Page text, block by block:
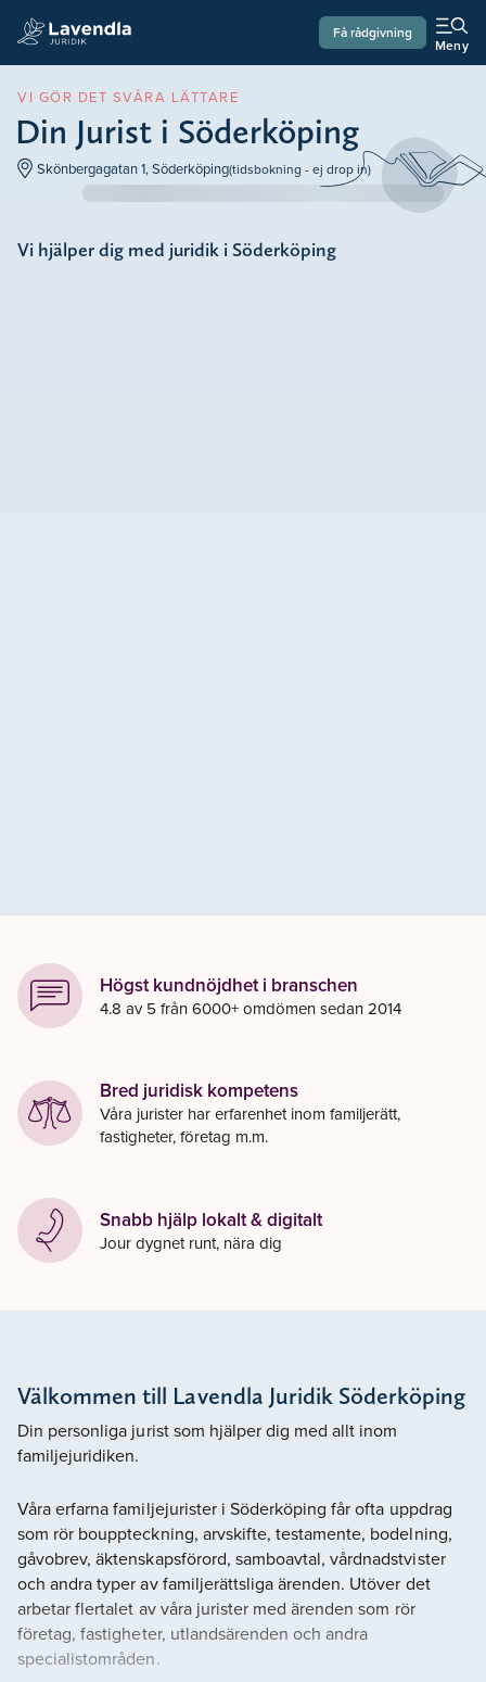
Få rådgivning
Meny
VI GÖR DET SVÅRA LÄTTARE
Din Jurist i Söderköping
Skönbergagatan 1, Söderköping(tidsbokning - ej drop in)
Vi hjälper dig med juridik i Söderköping
Högst kundnöjdhet i branschen
4.8 av 5 från 6000+ omdömen sedan 2014
Bred juridisk kompetens
Våra jurister har erfarenhet inom familjerätt,
fastigheter, företag m.m.
Snabb hjälp lokalt & digitalt
Jour dygnet runt, nära dig
Välkommen till Lavendla Juridik Söderköping
Din personliga jurist som hjälper dig med allt inom
familjejuridiken.
Våra erfarna familjejurister i Söderköping får ofta uppdrag
som rör bouppteckning, arvskifte, testamente, bodelning,
gåvobrev, äktenskapsförord, samboavtal, vårdnadstvister
och andra typer av familjerättsliga ärenden. Utöver det
arbetar flertalet av våra jurister med ärenden som rör
företag, fastigheter, utlandsärenden och andra
specialistområden.